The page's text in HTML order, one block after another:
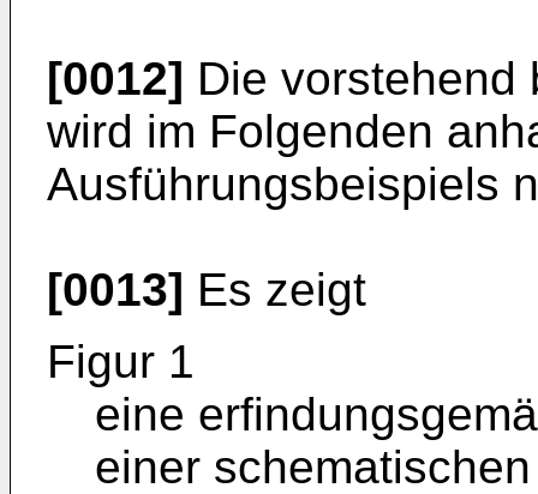
[0012] Die vorstehend
wird im Folgenden
Ausführungsbeispiels
[0013] Es zeigt
Figur 1
eine
einer